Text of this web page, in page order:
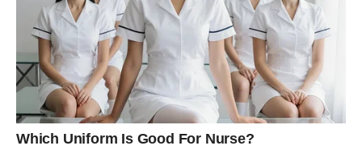
počećete mnogo više vjerovati sebi i svojim
sposobnostima.
Strahovi, nesigurnosti i razočaranja koja su vas pratila
polako ostaju iza vas. Konačno ćete osjetiti da imate
snagu da ostvarite ono što želite i da vas ništa više ne
može zaustaviti.